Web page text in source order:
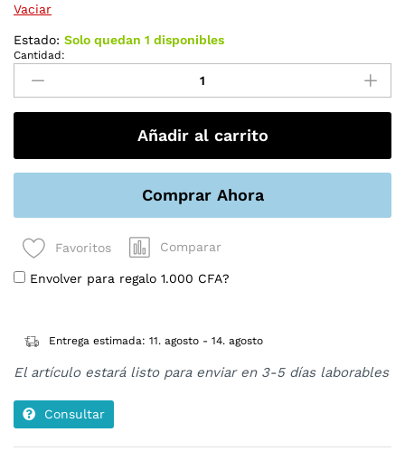
Vaciar
Estado: Solo quedan 1 disponibles
camiseta
un
solo
Cantidad:
Añadir al carrito
Comprar Ahora
Favoritos Comparar
Envolver para regalo 1.000 CFA?
Entrega estimada: 11. agosto - 14. agosto
El artículo estará listo para enviar en 3-5 días laborables
Consultar